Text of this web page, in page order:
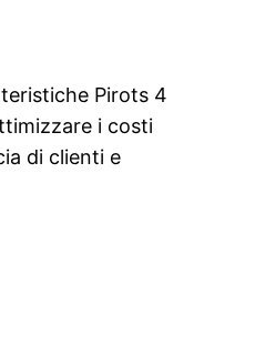
Pirots 4
i costi
di clienti e